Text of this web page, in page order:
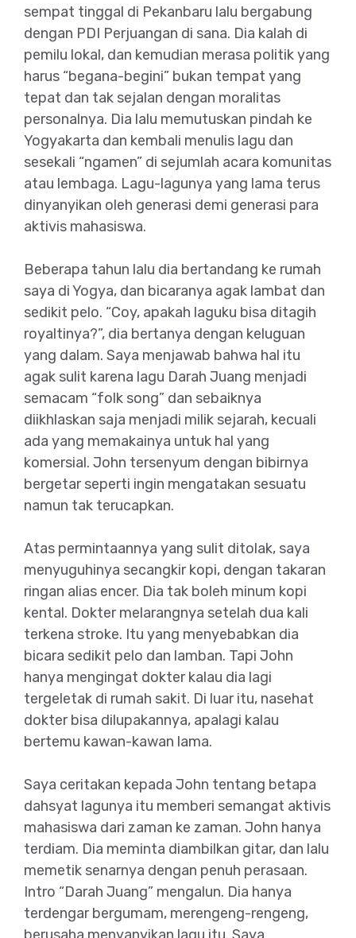
sempat tinggal di Pekanbaru lalu bergabung
dengan PDI Perjuangan di sana. Dia kalah di
pemilu lokal, dan kemudian merasa politik yang
harus “begana-begini” bukan tempat yang
tepat dan tak sejalan dengan moralitas
personalnya. Dia lalu memutuskan pindah ke
Yogyakarta dan kembali menulis lagu dan
sesekali “ngamen” di sejumlah acara komunitas
atau lembaga. Lagu-lagunya yang lama terus
dinyanyikan oleh generasi demi generasi para
aktivis mahasiswa.
Beberapa tahun lalu dia bertandang ke rumah
saya di Yogya, dan bicaranya agak lambat dan
sedikit pelo. “Coy, apakah laguku bisa ditagih
royaltinya?”, dia bertanya dengan keluguan
yang dalam. Saya menjawab bahwa hal itu
agak sulit karena lagu Darah Juang menjadi
semacam “folk song” dan sebaiknya
diikhlaskan saja menjadi milik sejarah, kecuali
ada yang memakainya untuk hal yang
komersial. John tersenyum dengan bibirnya
bergetar seperti ingin mengatakan sesuatu
namun tak terucapkan.
Atas permintaannya yang sulit ditolak, saya
menyuguhinya secangkir kopi, dengan takaran
ringan alias encer. Dia tak boleh minum kopi
kental. Dokter melarangnya setelah dua kali
terkena stroke. Itu yang menyebabkan dia
bicara sedikit pelo dan lamban. Tapi John
hanya mengingat dokter kalau dia lagi
tergeletak di rumah sakit. Di luar itu, nasehat
dokter bisa dilupakannya, apalagi kalau
bertemu kawan-kawan lama.
Saya ceritakan kepada John tentang betapa
dahsyat lagunya itu memberi semangat aktivis
mahasiswa dari zaman ke zaman. John hanya
terdiam. Dia meminta diambilkan gitar, dan lalu
memetik senarnya dengan penuh perasaan.
Intro “Darah Juang” mengalun. Dia hanya
terdengar bergumam, merengeng-rengeng,